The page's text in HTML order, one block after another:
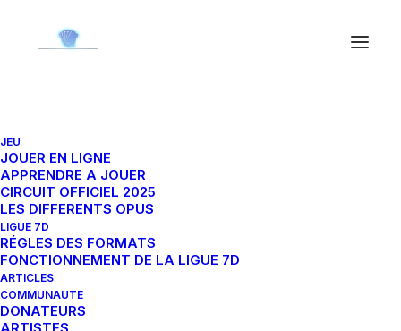
JEU
JOUER EN LIGNE
APPRENDRE A JOUER
CIRCUIT OFFICIEL 2025
LES DIFFERENTS OPUS
LIGUE 7D
RÉGLES DES FORMATS
FONCTIONNEMENT DE LA LIGUE 7D
ARTICLES
COMMUNAUTE
DONATEURS
ARTICLE COMMUNAUTAIRE